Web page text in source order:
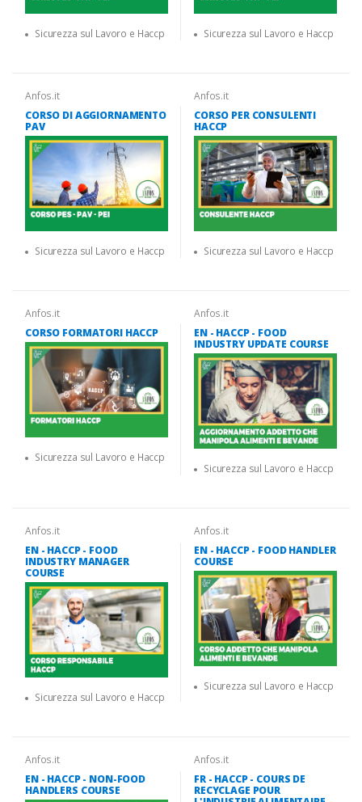
Sicurezza sul Lavoro e Haccp Sicurezza sul Lavoro e Haccp
Anfos.it
CORSO DI AGGIORNAMENTO
PAV
Sicurezza sul Lavoro e Haccp
Anfos.it
CORSO PER CONSULENTI
HACCP
Sicurezza sul Lavoro e Haccp
Anfos.it
CORSO FORMATORI HACCP
Sicurezza sul Lavoro e Haccp
Anfos.it
EN - HACCP - FOOD
INDUSTRY UPDATE COURSE
Sicurezza sul Lavoro e Haccp
Anfos.it
EN - HACCP - FOOD
INDUSTRY MANAGER
COURSE
Sicurezza sul Lavoro e Haccp
Anfos.it
EN - HACCP - FOOD HANDLER
COURSE
Sicurezza sul Lavoro e Haccp
Anfos.it
EN - HACCP - NON-FOOD
HANDLERS COURSE
Anfos.it
FR - HACCP - COURS DE
RECYCLAGE POUR